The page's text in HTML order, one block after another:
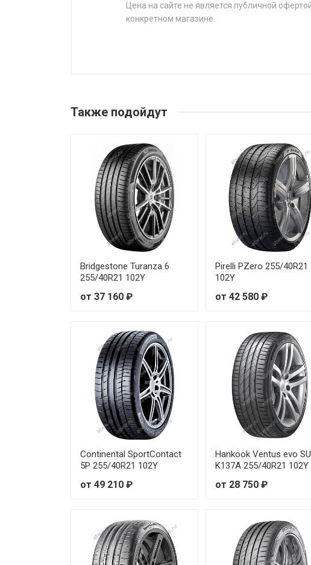
Цена на сайте не является публичной
конкретном магазине.
Также подойдут
Bridgestone Turanza 6
255/40R21 102Y
от 37 160 ₽
Pirelli PZero 255/40R21
102Y
от 42 580 ₽
Continental SportContact
5P 255/40R21 102Y
от 49 210 ₽
Hankook Ventus evo
K137A 255/40R21 102Y
от 28 750 ₽